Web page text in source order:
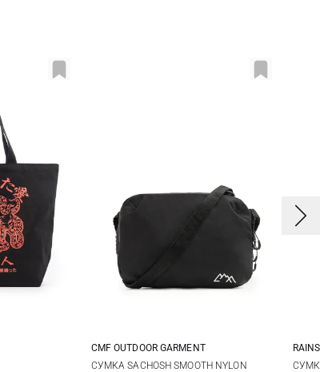
One Size
CMF OUTDOOR GARMENT
СУМКА SACHOSH SMOOTH NYLON
RAINS